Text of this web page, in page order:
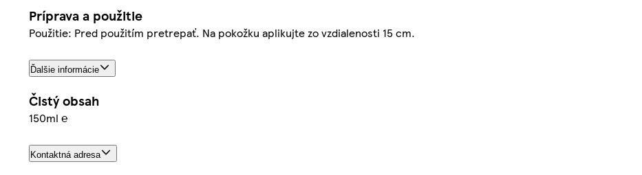
Príprava a použitie
Použitie: Pred použitím pretrepať. Na pokožku aplikujte zo vzdialenosti 15 cm.
Ďalšie informácie
Čistý obsah
150ml ℮
Kontaktná adresa